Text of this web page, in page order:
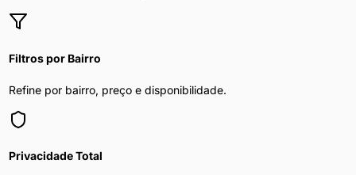
Filtros por Bairro
Refine por bairro, preço e disponibilidade.
Privacidade Total